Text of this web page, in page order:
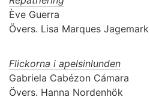
Ève Guerra
Övers. Lisa Marques Jagemark
Flickorna i apelsinlunden
Gabriela Cabézon Cámara
Övers. Hanna Nordenhök